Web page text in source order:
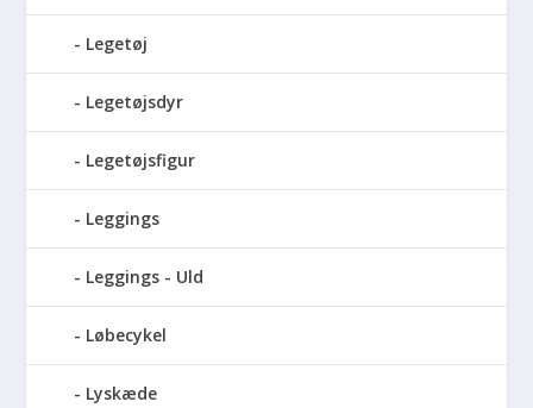
Legetøj
Legetøjsdyr
Legetøjsfigur
Leggings
Leggings - Uld
Løbecykel
Lyskæde